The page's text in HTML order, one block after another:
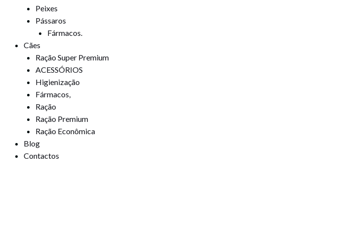
Peixes
Pássaros
Fármacos.
Cães
Ração Super Premium
ACESSÓRIOS
Higienização
Fármacos,
Ração
Ração Premium
Ração Econômica
Blog
Contactos